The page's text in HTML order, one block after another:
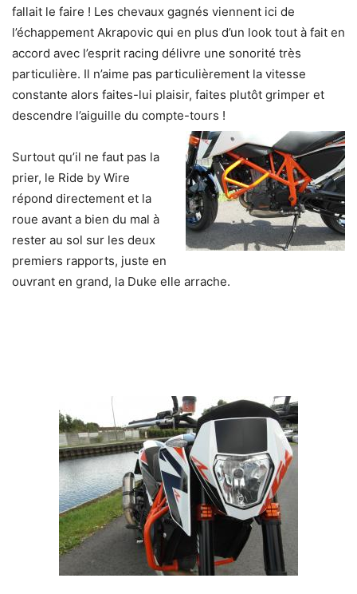
fallait le faire ! Les chevaux gagnés viennent ici de
l’échappement Akrapovic qui en plus d’un look tout à fait en
accord avec l’esprit racing délivre une sonorité très
particulière. Il n’aime pas particulièrement la vitesse
constante alors faites-lui plaisir, faites plutôt grimper et
descendre l’aiguille du compte-tours !
Surtout qu’il ne faut pas la
prier, le Ride by Wire
répond directement et la
roue avant a bien du mal à
rester au sol sur les deux
premiers rapports, juste en
ouvrant en grand, la Duke elle arrache.